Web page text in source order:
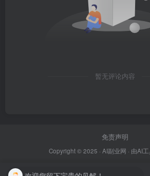
暂无评论内容
免责声明
Copyright © 2025 · AI副业网 · 由AI工